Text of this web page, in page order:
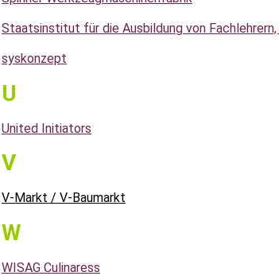
Staatsinstitut für die Ausbildung von
syskonzept
U
United Initiators
V
V-Markt / V-Baumarkt
W
WISAG Culinaress